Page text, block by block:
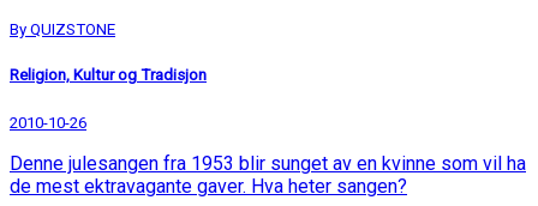
By QUIZSTONE
Religion, Kultur og Tradisjon
2010-10-26
Denne julesangen fra 1953 blir sunget av en kvinne som vil ha
de mest ektravagante gaver. Hva heter sangen?